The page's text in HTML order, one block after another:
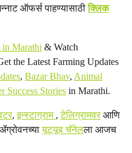
ऑफर्स पाहण्यासाठीक्लिक
Marathi & Watch
the Latest Farming Updates
, Bazar Bhav, Animal
Success Stories in Marathi.
,इन्स्टाग्राम ,टेलिग्रामवरआणि
यूट्यूब चॅनेलला आजच